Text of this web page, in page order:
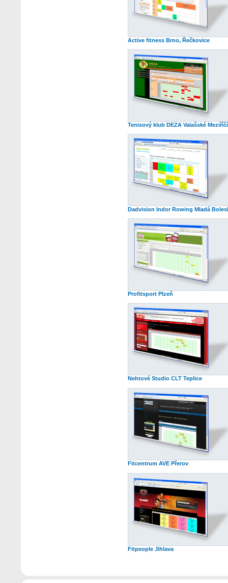
Active fitness Brno, Řečkovice
Tenisový klub DEZA Valašské Meziříčí
Dadvision Indor Rowing Mladá
Profitsport Plzeň
Nehtové Studio CLT Teplice
Fitcentrum AVE Přerov
Fitpeople Jihlava